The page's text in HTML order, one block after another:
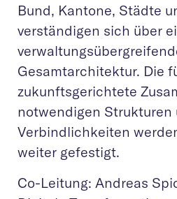
Bund, Kantone, Städte
verständigen sich über
Gesamtarchitektur. Die
zukunftsgerichtete
notwendigen Strukturen
Verbindlichkeiten
weiter gefestigt.​​
Co-Leitung: Andreas